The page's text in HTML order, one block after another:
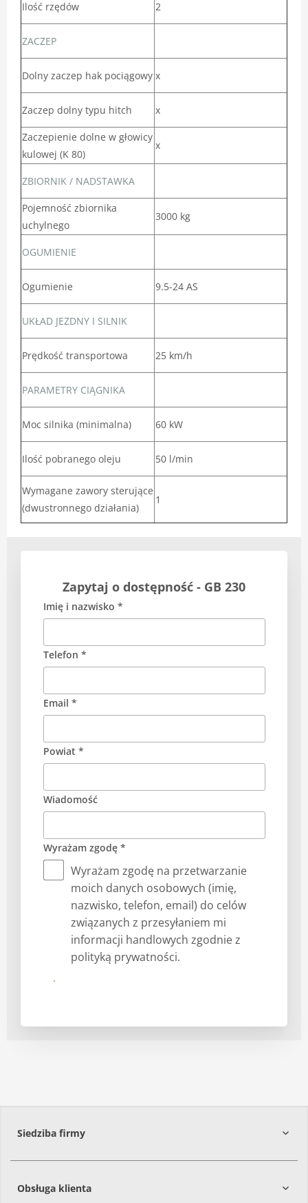
Ilość rzędów 2
ZACZEP
Dolny zaczep hak pociągowy x
Zaczep dolny typu hitch x
Zaczepienie dolne w głowicy
kulowej (K 80)
x
ZBIORNIK / NADSTAWKA
Pojemność zbiornika
uchylnego
3000 kg
OGUMIENIE
Ogumienie 9.5-24 AS
UKŁAD JEZDNY I SILNIK
Prędkość transportowa 25 km/h
PARAMETRY CIĄGNIKA
Moc silnika (minimalna) 60 kW
Ilość pobranego oleju 50 l/min
Wymagane zawory sterujące
(dwustronnego działania)
1
Zapytaj o dostępność - GB 230
Imię i nazwisko *
Telefon *
Email *
Powiat *
Wiadomość
Wyrażam zgodę *
Wyrażam zgodę na przetwarzanie
moich danych osobowych (imię,
nazwisko, telefon, email) do celów
związanych z przesyłaniem mi
informacji handlowych zgodnie z
polityką prywatności.
Submit
Siedziba firmy
Obsługa klienta